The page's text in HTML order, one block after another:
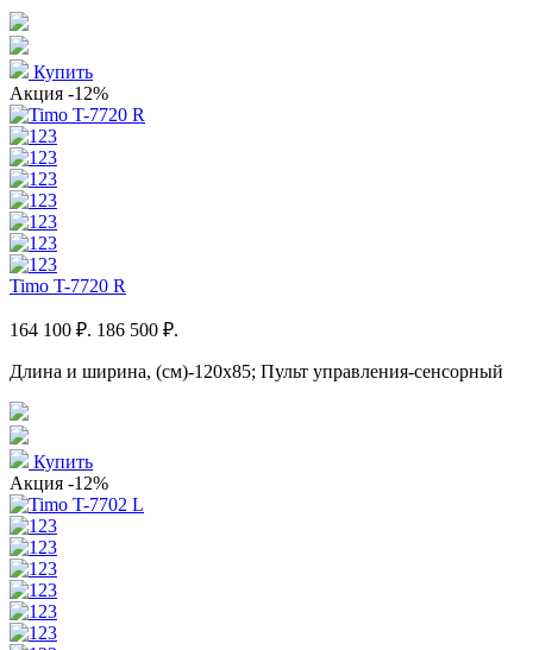
Купить
Акция -12%
Timo T-7720 R
164 100 ₽. 186 500 ₽.
Длина и ширина, (см)-120x85; Пульт управления-сенсорный
Купить
Акция -12%